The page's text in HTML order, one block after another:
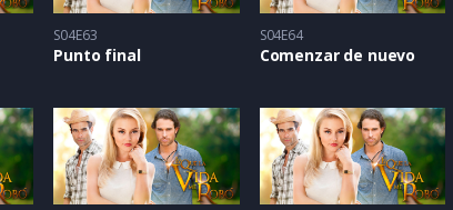
S04E63
Punto final
S04E64
Comenzar de nuevo